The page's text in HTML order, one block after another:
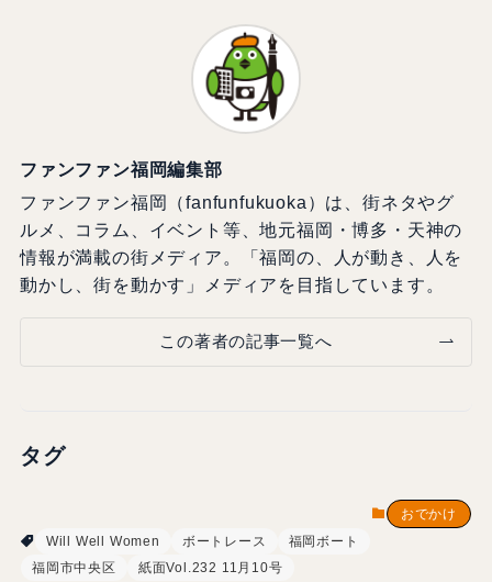
ファンファン福岡編集部
ファンファン福岡（fanfunfukuoka）は、街ネタやグ
ルメ、コラム、イベント等、地元福岡・博多・天神の
情報が満載の街メディア。「福岡の、人が動き、人を
動かし、街を動かす」メディアを目指しています。
この著者の記事一覧へ
タグ
おでかけ
Will Well Women
ボートレース
福岡ボート
福岡市中央区
紙面Vol.232 11月10号